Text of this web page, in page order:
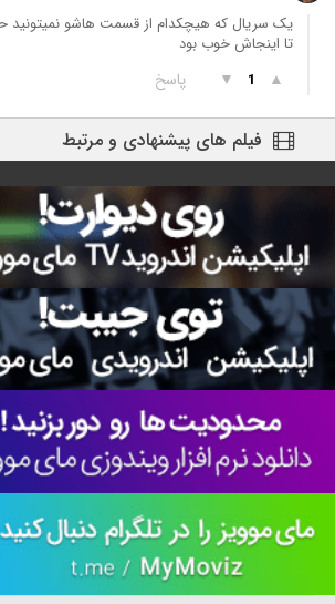
یک سریال که هیچکدام از قسمت هاشو نمیتونید
تا اینجاش خوب بود
▲
1
▼ پاسخ
فیلم های پیشنهادی و مرتبط